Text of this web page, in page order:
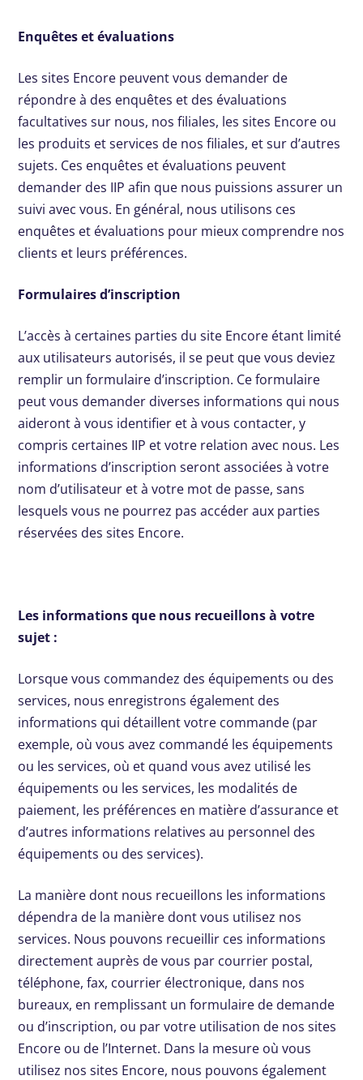
Enquêtes et évaluations
Les sites Encore peuvent vous demander de
répondre à des enquêtes et des évaluations
facultatives sur nous, nos filiales, les sites Encore ou
les produits et services de nos filiales, et sur d’autres
sujets. Ces enquêtes et évaluations peuvent
demander des IIP afin que nous puissions assurer un
suivi avec vous. En général, nous utilisons ces
enquêtes et évaluations pour mieux comprendre nos
clients et leurs préférences.
Formulaires d’inscription
L’accès à certaines parties du site Encore étant limité
aux utilisateurs autorisés, il se peut que vous deviez
remplir un formulaire d’inscription. Ce formulaire
peut vous demander diverses informations qui nous
aideront à vous identifier et à vous contacter, y
compris certaines IIP et votre relation avec nous. Les
informations d’inscription seront associées à votre
nom d’utilisateur et à votre mot de passe, sans
lesquels vous ne pourrez pas accéder aux parties
réservées des sites Encore.
Les informations que nous recueillons à votre
sujet :
Lorsque vous commandez des équipements ou des
services, nous enregistrons également des
informations qui détaillent votre commande (par
exemple, où vous avez commandé les équipements
ou les services, où et quand vous avez utilisé les
équipements ou les services, les modalités de
paiement, les préférences en matière d’assurance et
d’autres informations relatives au personnel des
équipements ou des services).
La manière dont nous recueillons les informations
dépendra de la manière dont vous utilisez nos
services. Nous pouvons recueillir ces informations
directement auprès de vous par courrier postal,
téléphone, fax, courrier électronique, dans nos
bureaux, en remplissant un formulaire de demande
ou d’inscription, ou par votre utilisation de nos sites
Encore ou de l’Internet. Dans la mesure où vous
utilisez nos sites Encore, nous pouvons également